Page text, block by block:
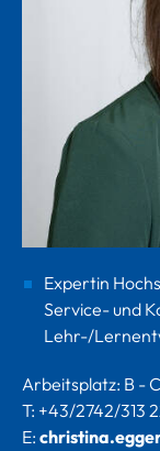
Expertin
Service- und
Lehr-/
Arbeitsplatz: B -
T: +43/2742/313
E: